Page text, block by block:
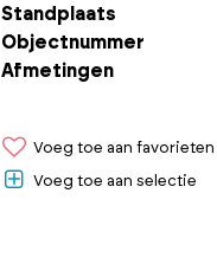
Standplaats
Objectnummer
Afmetingen
Voeg toe aan favorieten
Voeg toe aan selectie